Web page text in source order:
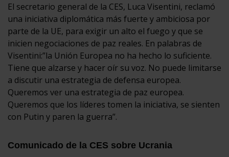
El secretario general de la CES, Luca Visentini, reclamó
una iniciativa diplomática más fuerte y ambiciosa por
parte de la UE, para exigir un alto el fuego y que se
inicien negociaciones de paz reales. En palabras de
Visentini:”la Unión Europea no ha hecho lo suficiente.
Tiene que alzarse y hacer oír su voz. No puede limitarse
a discutir una estrategia de defensa europea.
Queremos ver una estrategia de paz europea.
Queremos que los líderes tomen la iniciativa, se sienten
con Putin y paren la guerra”.
Comunicado de la CES sobre Ucrania